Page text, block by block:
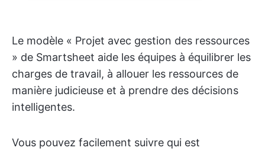
Le modèle « Projet avec gestion des ressources
» de Smartsheet aide les équipes à équilibrer les
charges de travail, à allouer les ressources de
manière judicieuse et à prendre des décisions
intelligentes.
Vous pouvez facilement suivre qui est